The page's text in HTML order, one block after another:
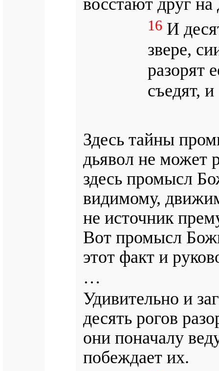
16 И
звере,
разорят
съедят,
Здесь тайны
дьявол не может
здесь промысл
видимому,
не источник
Вот промысл
этот факт и
…
Удивительно и
десять рогов
они поначалу
побеждает их.